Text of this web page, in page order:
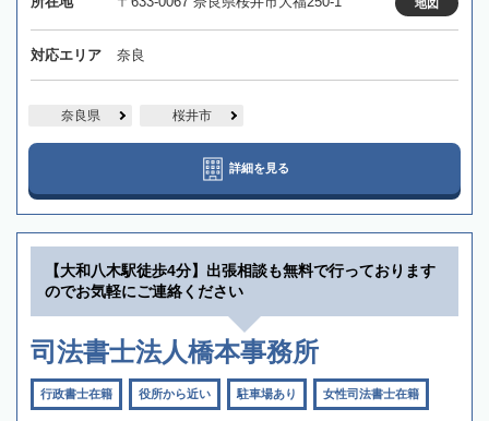
地図
対応エリア 奈良
奈良県 桜井市
詳細を見る
【大和八木駅徒歩4分】出張相談も無料で行っております
のでお気軽にご連絡ください
司法書士法人橋本事務所
行政書士在籍 役所から近い 駐車場あり 女性司法書士在籍